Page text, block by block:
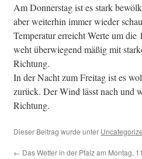
Am Donnerstag ist es stark
aber weiterhin immer wieder
Temperatur erreicht Werte um
weht überwiegend mäßig mit
Richtung.
In der Nacht zum Freitag ist es
zurück. Der Wind lässt nach und
Richtung.
Dieser Beitrag wurde unter
← Das Wetter in der Pfalz am Montag,